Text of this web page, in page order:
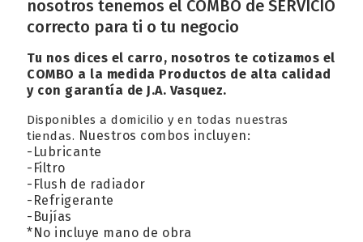
nosotros tenemos el COMBO de SERVICIO
correcto para ti o tu negocio
Tu nos dices el carro, nosotros te cotizamos el
COMBO a la medida Productos de alta calidad
y con garantía de J.A. Vasquez.
Disponibles a domicilio y en todas nuestras
tiendas. Nuestros combos incluyen:
-Lubricante
-Filtro
-Flush de radiador
-Refrigerante
-Bujías
*No incluye mano de obra